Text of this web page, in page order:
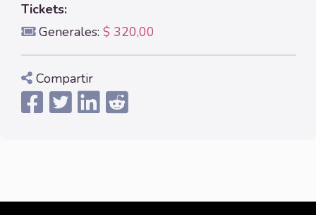
Tickets:
Generales: $ 320,00
Compartir